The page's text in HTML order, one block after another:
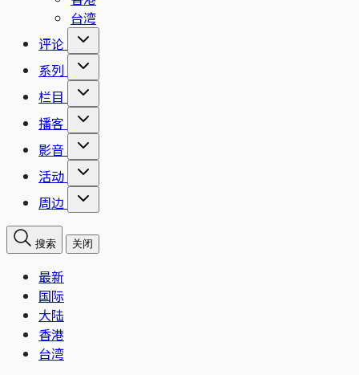
台湾
评论
系列
栏目
播客
影音
活动
周边
搜索 关闭
最新
国际
大陆
香港
台湾